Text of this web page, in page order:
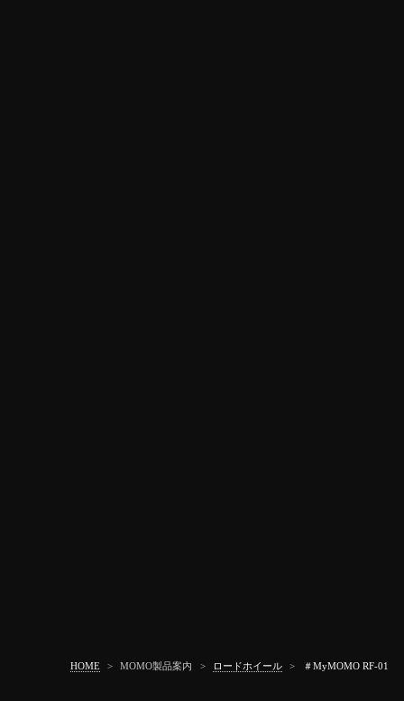
HOME > MOMO製品案内 > ロードホイール > ＃MyMOMO RF-01